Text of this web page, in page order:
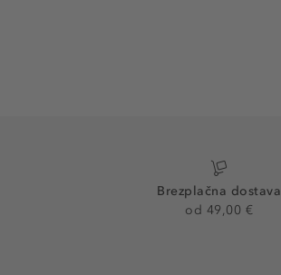
Brezplačna dostava
od 49,00 €